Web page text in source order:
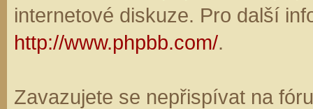
internetové diskuze. Pro další
http://www.phpbb.com/.
Zavazujete se nepřispívat na